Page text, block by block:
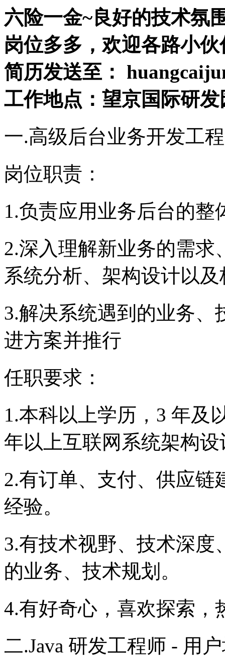
六险一金~良好的技术氛
岗位多多，欢迎各路小
简历发送至：
工作地点：望京国际研
一.高级后台业务开发工
岗位职责：
1.负责应用业务后台的整
2.深入理解新业务的需
系统分析、架构设计以
3.解决系统遇到的业务
进方案并推行
任职要求：
1.本科以上学历，3 年及
年以上互联网系统架构设
2.有订单、支付、供应
经验。
3.有技术视野、技术深
的业务、技术规划。
4.有好奇心，喜欢探索，
二.Java 研发工程师 - 用